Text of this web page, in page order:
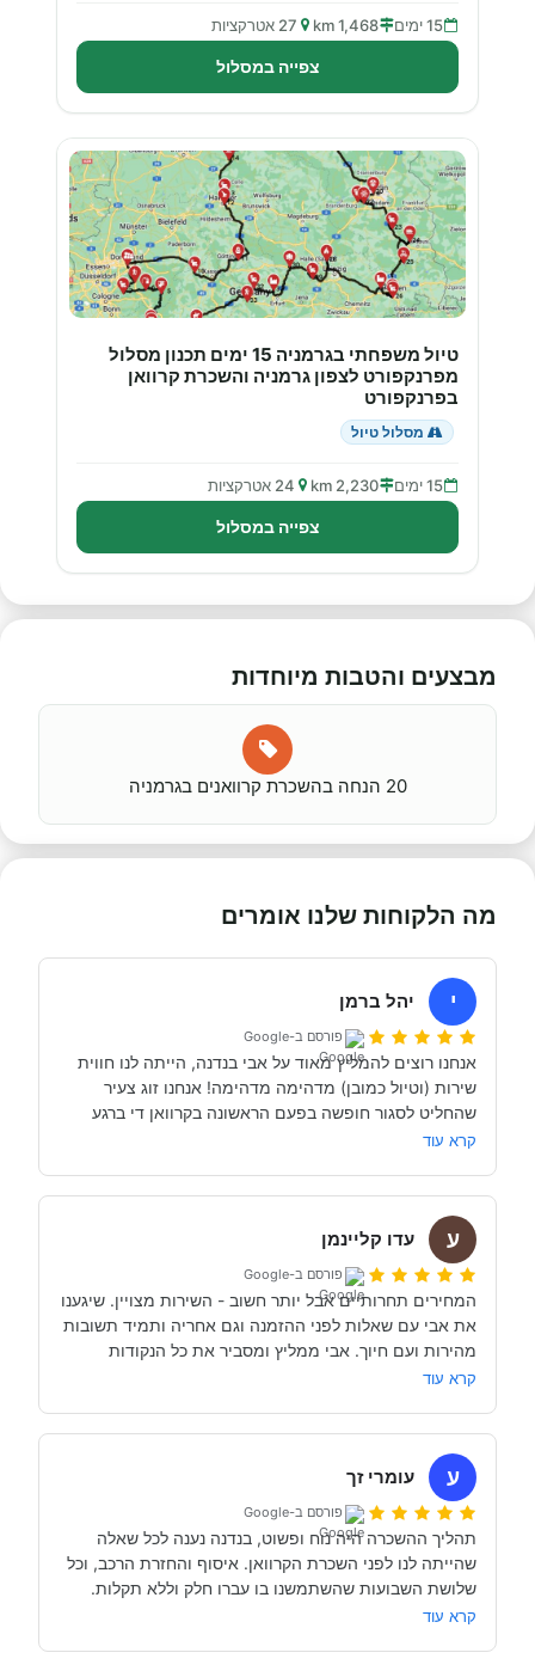
15 ימים 1,468 km 27 אטרקציות
צפייה במסלול
טיול משפחתי בגרמניה 15 ימים תכנון מסלול
מפרנקפורט לצפון גרמניה והשכרת קרוואן
בפרנקפורט
מסלול טיול
15 ימים 2,230 km 24 אטרקציות
צפייה במסלול
מבצעים והטבות מיוחדות
20 הנחה בהשכרת קרוואנים בגרמניה
מה הלקוחות שלנו אומרים
י יהל ברמן
פורסם ב-Google
היה זמין לכל שאלה, לפני ובמהלך השהות שלנו (וכמעט ולא
השכרנו את הקרוואן בדורטמונד, בגרמניה- קיבלנו את האוטו
תודה אבי!
קרא עוד
ע עדו קליינמן
פורסם ב-Google
קרא עוד
ע עומרי זך
פורסם ב-Google
מאוד מומלץ לכל מי שרוצה לעשות חופשה בקרוואן.
קרא עוד